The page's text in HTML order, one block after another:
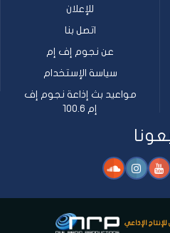
للإعلان
اتصل بنا
عن نجوم إف إم
سياسة الإستخدام
مواعيد بث إذاعة نجوم إف
إم 100.6
الإذاعي